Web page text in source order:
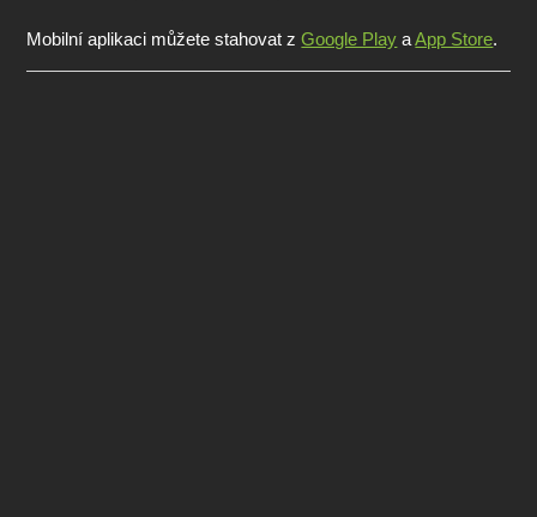
Mobilní aplikaci můžete stahovat zGoogle Play aApp Store.